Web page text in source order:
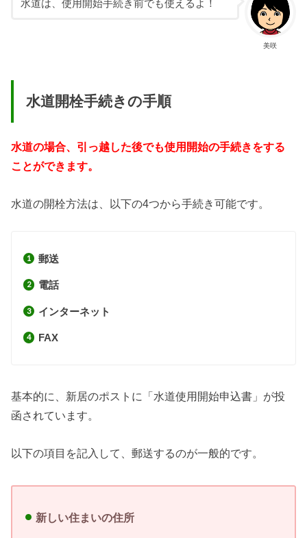
美咲
水道は、使用開始手続き前でも使えるよ！
水道開栓手続きの手順
水道の場合、引っ越した後でも使用開始の手続きをする
ことができます。
水道の開栓方法は、以下の4つから手続き可能です。
郵送
電話
インターネット
FAX
基本的に、新居のポストに「水道使用開始申込書」が投
函されています。
以下の項目を記入して、郵送するのが一般的です。
新しい住まいの住所